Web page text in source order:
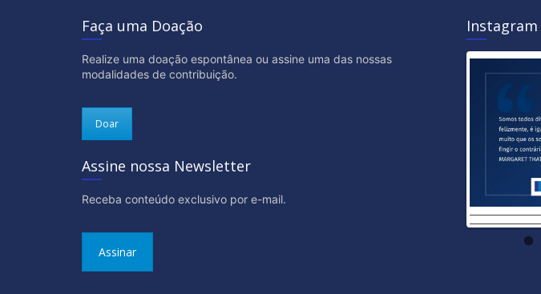
Faça uma Doação
Realize uma doação espontânea ou assine uma das nossas
modalidades de contribuição.
Doar
Assine nossa Newsletter
Receba conteúdo exclusivo por e-mail.
Assinar
Instagram